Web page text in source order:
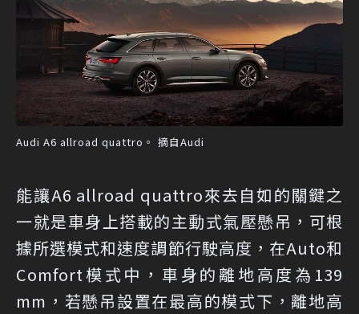
Audi A6 allroad quattro。 摘自Audi
能讓A6 allroad quattro來去自如的關鍵之
一就是車身上搭載的主動式氣壓懸吊，可根
據所選模式和速度調節行駛高度，在Auto和
Comfort模式中，車身的離地高度為139
mm，若懸吊設置在最高的模式下，離地高